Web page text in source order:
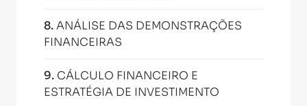
8.ANÁLISE DAS DEMONSTRAÇÕES
FINANCEIRAS
9. CÁLCULO FINANCEIRO E
ESTRATÉGIA DE INVESTIMENTO